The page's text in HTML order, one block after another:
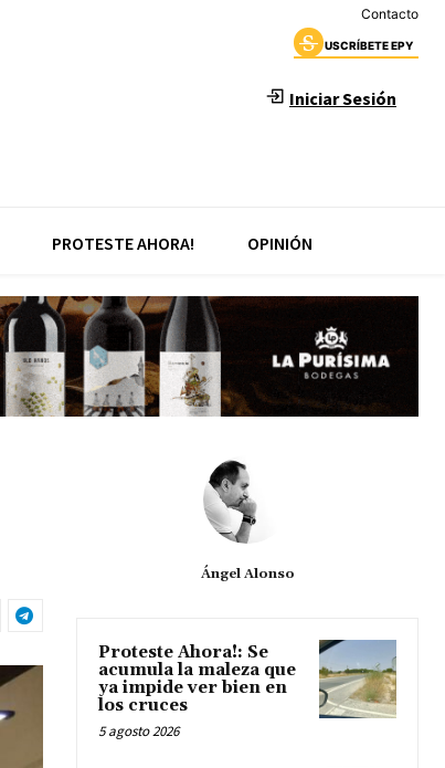
Contacto
USCRÍBETE EPY
Iniciar Sesión
PROTESTE AHORA! OPINIÓN
Ángel Alonso
Proteste Ahora!: Se
acumula la maleza que
ya impide ver bien en
los cruces
5 agosto 2026